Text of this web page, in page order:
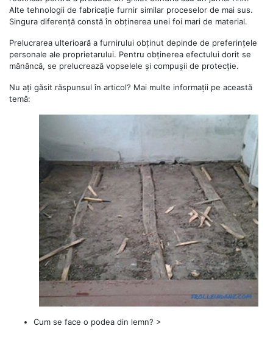
Alte tehnologii de fabricație furnir similar proceselor de mai sus.
Singura diferență constă în obținerea unei foi mari de material.
Prelucrarea ulterioară a furnirului obținut depinde de preferințele
personale ale proprietarului. Pentru obținerea efectului dorit se
mănâncă, se prelucrează vopselele și compușii de protecție.
Nu ați găsit răspunsul în articol? Mai multe informații pe această
temă:
Cum se face o podea din lemn? >